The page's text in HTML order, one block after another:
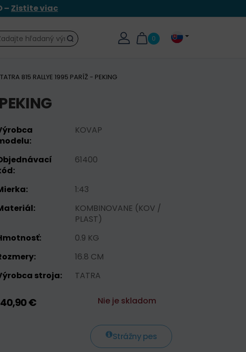
– Zistite viac
0
Hľadať
TATRA 815 RALLYE 1995 PARÍŽ - PEKING
KOVAP
61400
1:43
KOMBINOVANE (KOV /
PLAST)
0.9 KG
16.8 CM
stroja:
TATRA
40,90 € Nie je skladom
Strážny pes